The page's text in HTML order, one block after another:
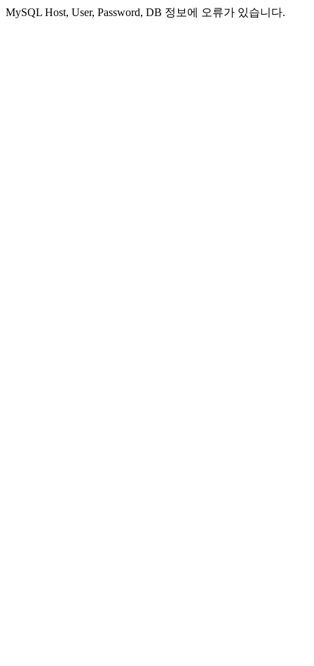
MySQL Host, User, Password, DB 정보에 오류가 있습니다.